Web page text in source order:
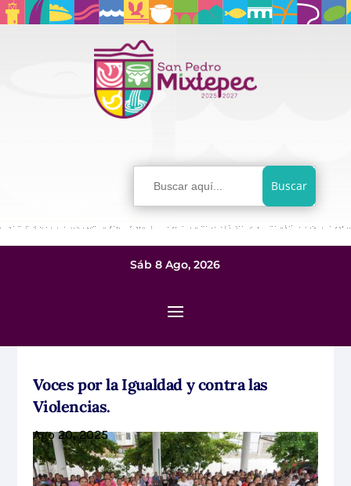
Buscar:
Sáb 8 Ago, 2026
Voces por la Igualdad y contra las
Violencias.
Ago 20, 2025